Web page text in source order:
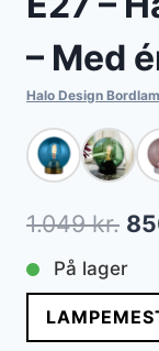
– Med
Halo Design
1.049kr.
På lager